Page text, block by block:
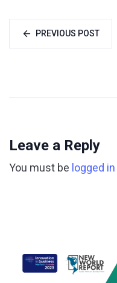
PREVIOUS POST
Leave a Reply
You must be logged in